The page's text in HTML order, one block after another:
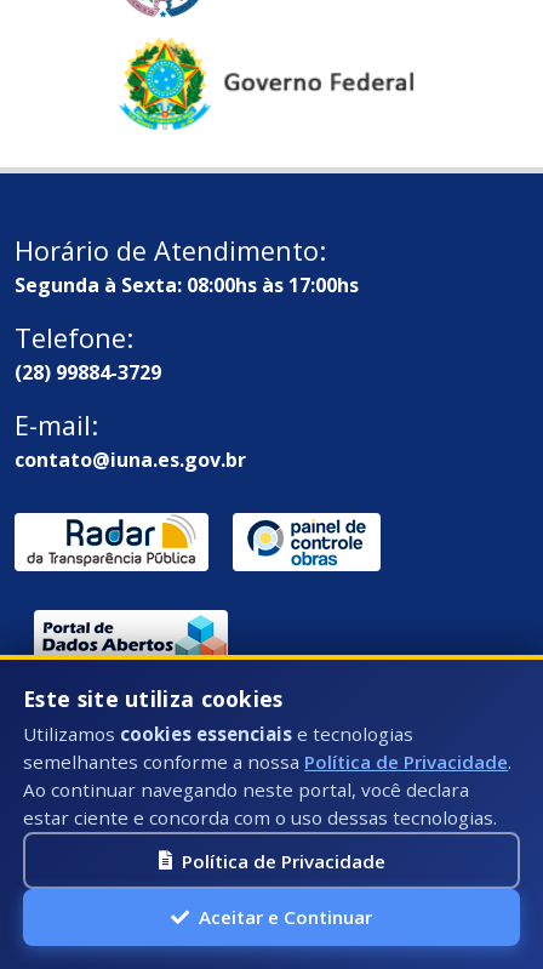
Horário de Atendimento:
Segunda à Sexta: 08:00hs às 17:00hs
Telefone:
(28) 99884-3729
E-mail:
contato@iuna.es.gov.br
Endereço / Ouvidoria:
Rua Des. Epaminondas Amaral - 58 - Centro, Iúna - ES,
CEP: 29390-000
Este site utiliza cookies
Utilizamos cookies essenciais e tecnologias
semelhantes conforme a nossa Política de Privacidade.
Ao continuar navegando neste portal, você declara
estar ciente e concorda com o uso dessas tecnologias.
Política de Privacidade
Aceitar e Continuar